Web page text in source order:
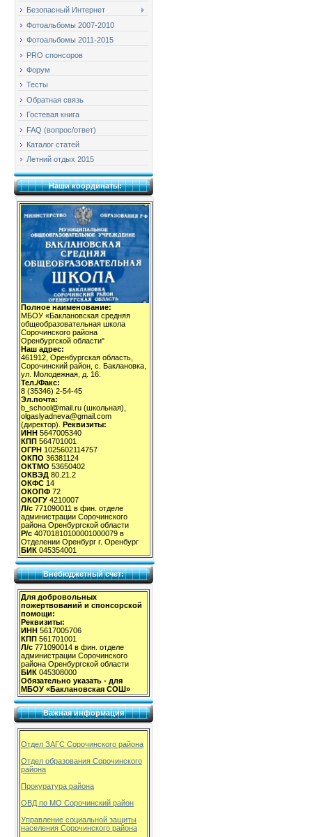
Безопасный Интернет
Фотоальбомы 2007-2010
Фотоальбомы 2011-2015
PRO спонсоров
Форум
Тесты
Обратная связь
Гостевая книга
FAQ (вопрос/ответ)
Каталог статей
Летний отдых 2015
Наши координаты:
Полное наименование:
МБОУ «Баклановская средняя
общеобразовательная школа
Сорочинского района
Оренбургской области"
Наш адрес:
461912, Оренбургская область,
Сорочинский район, с. Баклановка,
ул. Молодежная, д. 16.
Тел./Факс:
8 (35346) 2-54-45
Эл.почта:
b_school@mail.ru (школьная),
olgaslyadneva@gmail.com
(директор). Реквизиты:
ИНН 5647005340
КПП 564701001
ОГРН 1025602114757
ОКПО 36381124
ОКТМО 53650402
ОКВЭД 80.21.2
ОКФС 14
ОКОПФ 72
ОКОГУ 4210007
Л/с 771090011 в фин. отделе
администрации Сорочинского
района Оренбургской области
Р/с 40701810100001000079 в
Отделении Оренбург г. Оренбург
БИК 045354001
Внебюджетный счет:
Для добровольных
пожертвований и спонсорской
помощи:
Реквизиты:
ИНН 5617005706
КПП 561701001
Л/с 771090014 в фин. отделе
администрации Сорочинского
района Оренбургской области
БИК 045308000
Обязательно указать - для
МБОУ «Баклановская СОШ»
Важная информация
Отдел ЗАГС Сорочинского района
Отдел образования Сорочинского
района
Прокуратура района
ОВД по МО Сорочинский район
Управление социальной защиты
населения Сорочинского района